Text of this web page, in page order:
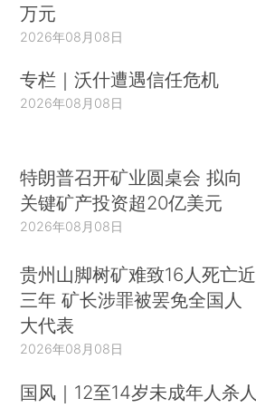
万元
2026年08月08日
专栏｜沃什遭遇信任危机
2026年08月08日
特朗普召开矿业圆桌会 拟向
关键矿产投资超20亿美元
2026年08月08日
贵州山脚树矿难致16人死亡近
三年 矿长涉罪被罢免全国人
大代表
2026年08月08日
国风｜12至14岁未成年人杀人